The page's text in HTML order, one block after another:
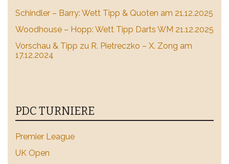
Schindler – Barry: Wett Tipp & Quoten am 21.12.2025
Woodhouse – Hopp: Wett Tipp Darts WM 21.12.2025
Vorschau & Tipp zu R. Pietreczko – X. Zong am
17.12.2024
PDC TURNIERE
Premier League
UK Open